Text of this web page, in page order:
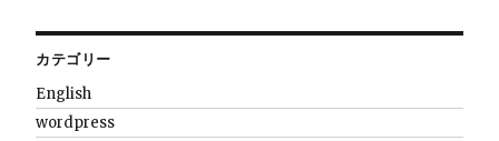
カテゴリー
English
wordpress